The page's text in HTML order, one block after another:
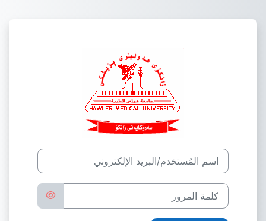
الدخول إلى Hawler Medical University
اسم المُستخدم/البريد الإلكتروني
كلمة المرور